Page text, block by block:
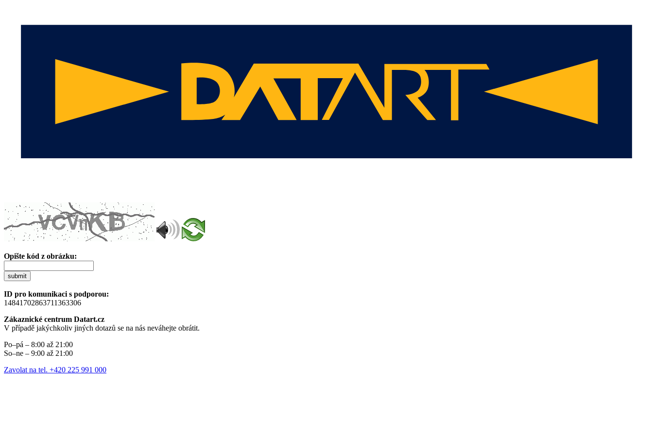
Opište kód z obrázku:
submit
ID pro komunikaci s podporou:
14841702863711363306
Zákaznické centrum Datart.cz
V případě jakýchkoliv jiných dotazů se na nás neváhejte obrátit.
Po–pá – 8:00 až 21:00
So–ne – 9:00 až 21:00
Zavolat na tel. +420 225 991 000